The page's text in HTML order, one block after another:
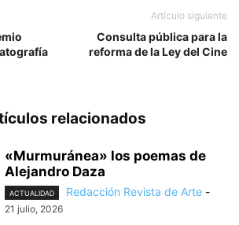
Artículo siguiente
Consulta pública para la
reforma de la Ley del Cine
relacionados
«Murmuránea» los poemas de
Alejandro Daza
ACTUALIDAD Redacción Revista de Arte -
21 julio, 2026